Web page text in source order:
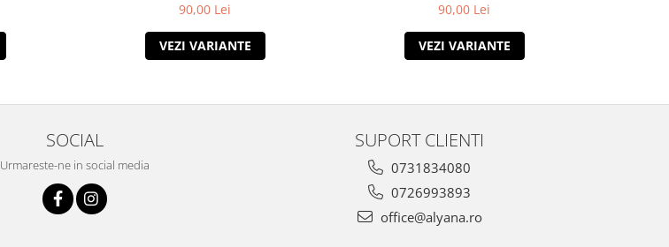
90,00 Lei
VEZI VARIANTE
90,00 Lei
VEZI VARIANTE
SOCIAL
Urmareste-ne in social media
SUPORT CLIENTI
0731834080
0726993893
office@alyana.ro